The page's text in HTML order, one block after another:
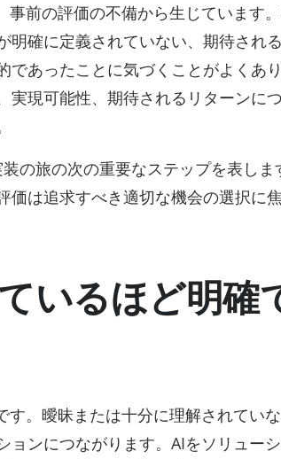
前の評価の不備から生じています
明確に定義されていない、期待され
あったことに気づくことがよくあり
現可能性、期待されるリターンに
の旅の次の重要なステップを表しま
は追求すべき適切な機会の選択に
いるほど明確
。曖昧または十分に理解されてい
ンにつながります。AIをソリュー